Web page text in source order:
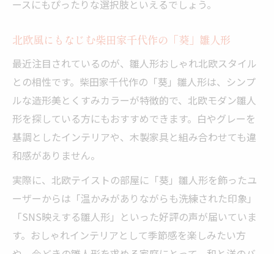
ースにもぴったりな選択肢といえるでしょう。
北欧風にもなじむ柴田家千代作の「葵」雛人形
最近注目されているのが、雛人形おしゃれ北欧スタイル
との相性です。柴田家千代作の「葵」雛人形は、シンプ
ルな造形美とくすみカラーが特徴的で、北欧モダン雛人
形を探している方にもおすすめできます。白やグレーを
基調としたインテリアや、木製家具と組み合わせても違
和感がありません。
実際に、北欧テイストの部屋に「葵」雛人形を飾ったユ
ーザーからは「温かみがありながらも洗練された印象」
「SNS映えする雛人形」といった好評の声が届いていま
す。おしゃれインテリアとして季節感を楽しみたい方